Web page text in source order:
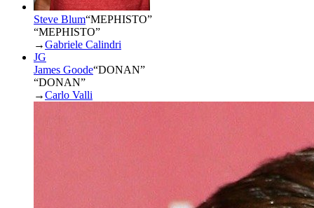
Steve Blum“MEPHISTO”
“MEPHISTO”
→Gabriele Calindri
JG
James Goode“DONAN”
“DONAN”
→Carlo Valli